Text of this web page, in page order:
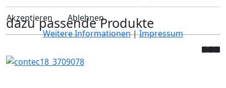
dazu passende Produkte
Akzeptieren
Ablehnen
Weitere Informationen|Impressum